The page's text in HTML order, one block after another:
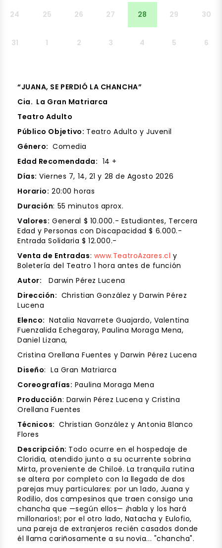
24 25 26 27 28 29 30
31 1 2 3 4 5 6
“JUANA, SE PERDIÓ LA CHANCHA”
Cia. La Gran Matriarca
Teatro Adulto
Público Objetivo: Teatro Adulto y Juvenil
Género: Comedia
Edad Recomendada: 14 +
Días: Viernes 7, 14, 21 y 28 de Agosto 2026
Horario: 20:00 horas
Duración: 55 minutos aprox.
Valores: General $ 10.000.- Estudiantes, Tercera
Edad y Personas con Discapacidad $ 6.000.-
Entrada Solidaria $ 12.000.-
Venta de Entradas: www.TeatroAzares.cl y
Boletería del Teatro 1 hora antes de función
Autor: Darwin Pérez Lucena
Dirección: Christian González y Darwin Pérez
Lucena
Elenco: Natalia Navarrete Guajardo, Valentina
Fuenzalida Echegaray, Paulina Moraga Mena,
Daniel Lizana,
Cristina Orellana Fuentes y Darwin Pérez Lucena
Diseño: La Gran Matriarca
Coreografías: Paulina Moraga Mena
Producción: Darwin Pérez Lucena y Cristina
Orellana Fuentes
Técnicos: Christian González y Antonia Blanco
Flores
Descripción: Todo ocurre en el hospedaje de
Cloridia, atendido junto a su ocurrente sobrina
Mirta, proveniente de Chiloé. La tranquila rutina
se altera por completo con la llegada de dos
parejas muy particulares: por un lado, Juana y
Rodilio, dos campesinos que traen consigo una
chancha que —según ellos— ¡habla y los hará
millonarios!; por el otro lado, Natacha y Eulofio,
una pareja de extranjeros recién casados donde
él llama cariñosamente a su novia... "chancha".